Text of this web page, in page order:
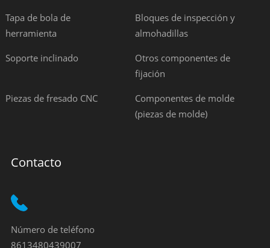
Tapa de bola de
herramienta
Bloques de inspección y
almohadillas
Soporte inclinado
Otros componentes de
fijación
Piezas de fresado CNC
Componentes de molde
(piezas de molde)
Contacto
Número de teléfono
8613480439007